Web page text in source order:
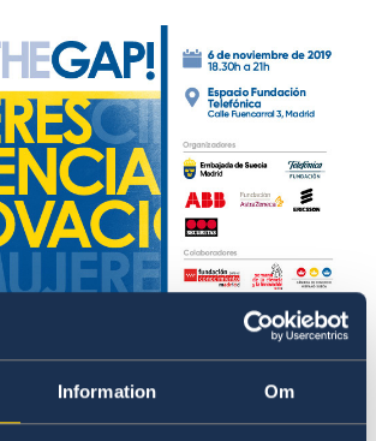
Information Om
la diversidad, damos a conocer
distinguidas por su labor,
experiencias y trayectorias en los
ciencia, innovación y tecnología.